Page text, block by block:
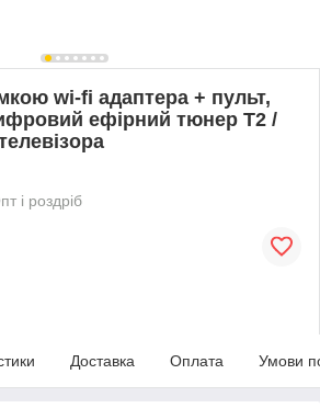
wi-fi адаптера + пульт,
ефірний тюнер Т2 /
і роздріб
Доставка Оплата Умови